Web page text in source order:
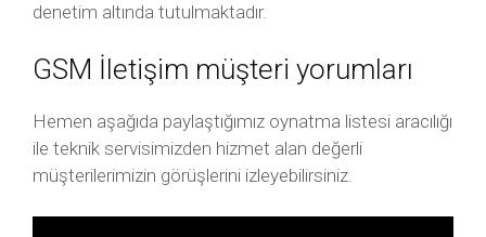
denetim altında tutulmaktadır.
GSM İletişim müşteri yorumları
Hemen aşağıda paylaştığımız oynatma listesi aracılığı
ile teknik servisimizden hizmet alan değerli
müşterilerimizin görüşlerini izleyebilirsiniz.